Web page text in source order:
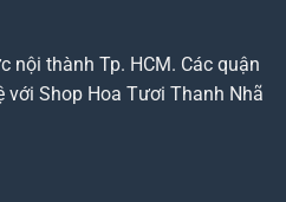
nội thành Tp. HCM. Các quận
với Shop Hoa Tươi Thanh Nhã